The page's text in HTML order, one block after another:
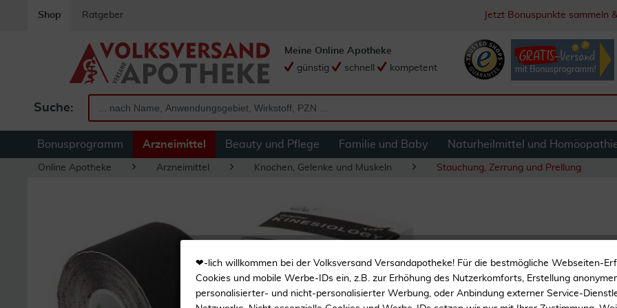
Shop Ratgeber Jetzt Bonuspunkte sammeln
Suche:
Meine Online Apotheke
günstig
schnell kompetent
Bonusprogramm Arzneimittel Beauty und Pflege Familie und Baby Naturheilmittel und
Online Apotheke Arzneimittel Knochen, Gelenke und Muskeln Stauchung, Zerrung und Prellung
Kinesiotape
❤-lich willkommen bei der Volksversand Versandapotheke! Für die bestmögliche Webseiten-
Cookies und mobile Werbe-IDs ein, z.B. zur Erhöhung des Nutzerkomforts, Erstellung
personalisierter- und nicht-personalisierter Werbung, oder Anbindung externer Service-